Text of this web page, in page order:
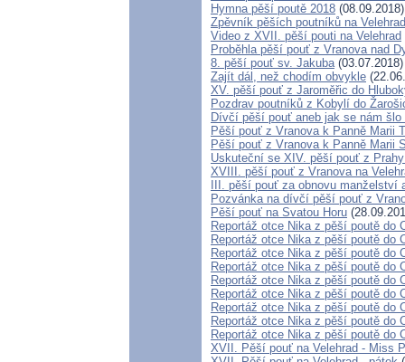
Hymna pěší poutě 2018 (08.09.2018)
Zpěvník pěších poutníků na
Video z XVII. pěší pouti na Velehrad
Proběhla pěší pouť z Vranova nad
8. pěší pouť sv. Jakuba(03.07.2018)
Zajít dál, než chodím obvykle
XV. pěší pouť z Jaroměřic do
Pozdrav poutníků z Kobylí do
Dívčí pěší pouť aneb jak se nám
Pěší pouť z Vranova k Panně Marii
Pěší pouť z Vranova k Panně Marii
Uskuteční se XIV. pěší pouť z
XVIII. pěší pouť z Vranova na
III. pěší pouť za obnovu manželství
Pozvánka na dívčí pěší pouť z
Pěší pouť na Svatou Horu
Reportáž otce Nika z pěší poutě do
Reportáž otce Nika z pěší poutě do
Reportáž otce Nika z pěší poutě do
Reportáž otce Nika z pěší poutě do
Reportáž otce Nika z pěší poutě do
Reportáž otce Nika z pěší poutě do
Reportáž otce Nika z pěší poutě do
Reportáž otce Nika z pěší poutě do
Reportáž otce Nika z pěší poutě do
XVII. Pěší pouť na Velehrad - Miss